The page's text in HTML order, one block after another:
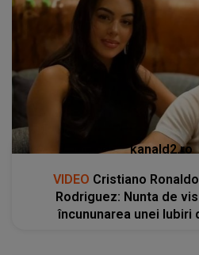
kanald2.ro
VIDEO Cristiano
Rodriguez: Nunta de
încununarea unei Iubiri